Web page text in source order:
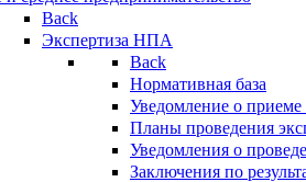
Back
Экспертиза НПА
Back
Нормативная база
Уведомление о
Планы проведения
Уведомления о
Заключения по